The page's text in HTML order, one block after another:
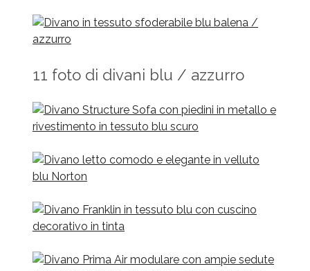
11 foto di divani blu / azzurro